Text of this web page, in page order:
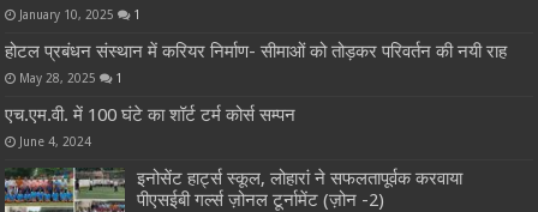
January 10, 2025 1
होटल प्रबंधन संस्थान में करियर निर्माण- सीमाओं को तोड़कर परिवर्तन की नयी राह
May 28, 2025 1
एच.एम.वी. में 100 घंटे का शॉर्ट टर्म कोर्स सम्पन
June 4, 2024
इनोसेंट हार्ट्स स्कूल, लोहारां ने सफलतापूर्वक करवाया
पीएसईबी गर्ल्स ज़ोनल टूर्नामेंट (ज़ोन -2)